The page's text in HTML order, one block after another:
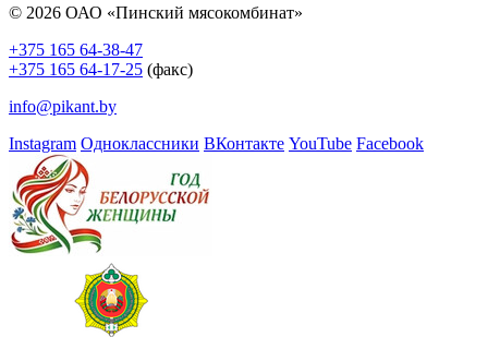
© 2026 ОАО «Пинский мясокомбинат»
+375 165 64-38-47
+375 165 64-17-25 (факс)
info@pikant.by
Instagram Одноклассники ВКонтакте YouTube Facebook